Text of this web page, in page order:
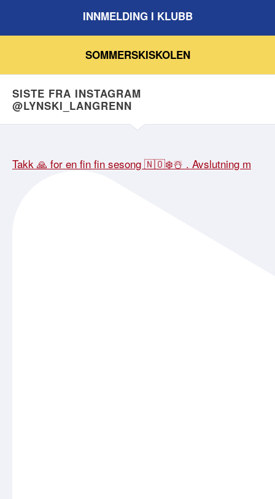
INNMELDING I KLUBB
SOMMERSKISKOLEN
SISTE FRA INSTAGRAM
@LYNSKI_LANGRENN
Takk 🙏 for en fin fin sesong 🇳🇴❄️☃️ . Avslutning m